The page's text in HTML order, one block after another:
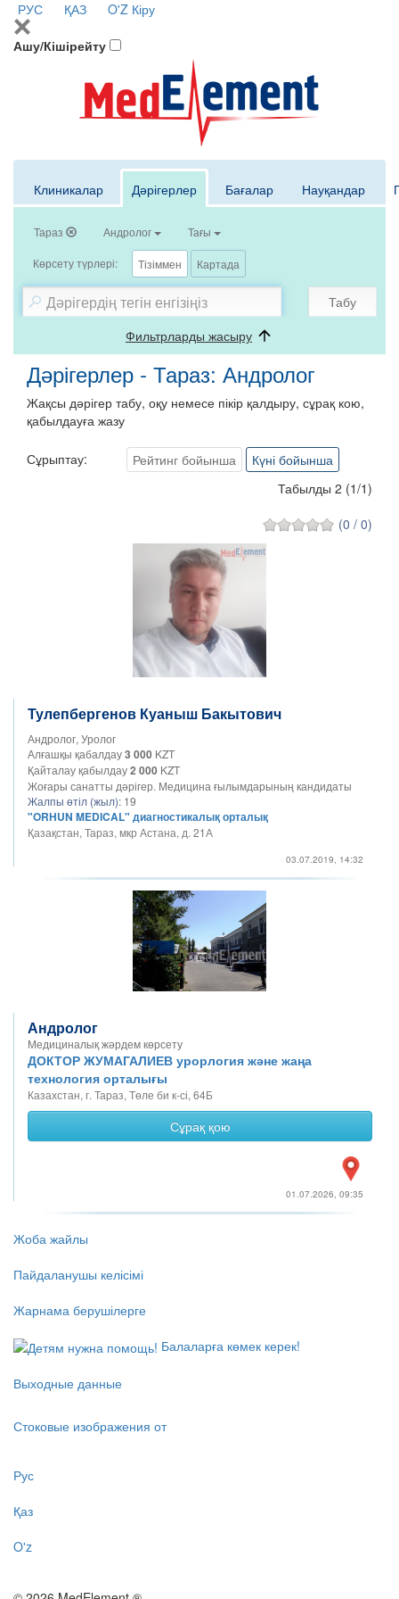
РУС ҚАЗ O'Z Кіру
Ашу/Кішірейту
Клиникалар Дәрігерлер Бағалар Науқандар
Тараз Андролог Тағы
Көрсету түрлері: Тізіммен Картада
Табу
Фильтрларды жасыру
Дәрігерлер - Тараз: Андролог
Жақсы дәрігер табу, оқу немесе пікір қалдыру, сұрақ кою,
қабылдауға жазу
Сұрыптау: Рейтинг бойынша
Күні бойынша
Табылды 2 (1/1)
(0 / 0)
Тулепбергенов Куаныш Бакытович
Андролог, Уролог
Алғашқы қабалдау3 000 KZT
Қайталау қабылдау2 000 KZT
Жоғары санатты дәрігер. Медицина ғылымдарының кандидаты
Жалпы өтіл (жыл): 19
"ORHUN MEDICAL" диагностикалық орталық
Қазақстан, Тараз, мкр Астана, д. 21А
03.07.2019, 14:32
Андролог
Медициналық жәрдем көрсету
ДОКТОР ЖУМАГАЛИЕВ урорлогия және жаңа
технология орталығы
Казахстан, г. Тараз, Төле би к-сі, 64Б
Сұрақ қою
01.07.2026, 09:35
Жоба жайлы
Пайдаланушы келісімі
Жарнама берушілерге
Балаларға көмек керек!
Выходные данные
Стоковые изображения от
Рус
Қаз
O'z